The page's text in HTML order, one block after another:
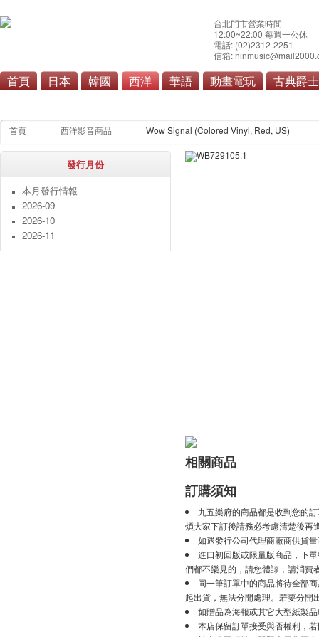
台北門市營業時間
12:00~22:00 每週一公休
電話: (02)2312-2251
信箱:
首頁 日本 韓國 西洋 華語 動畫電玩 古典爵士
首頁 西洋影音商品 Wow Signal (Colored Vinyl, Red, US)
發行月份
本月發行情報
2026-09
2026-10
2026-11
相關商品
訂購須知
九五樂府的商品都是收到您的
煩大家下訂後請務必考慮清楚後再
如遇發行公司代理商廠商供貨
進口初回版或限量版商品，下
們都不樂見的，請您體諒，請消費
同一筆訂單中的商品將待全部
起出貨，無法分開處理。若要分開
如贈品為海報或其它大型紙製
本店保留訂單接受與否權利，